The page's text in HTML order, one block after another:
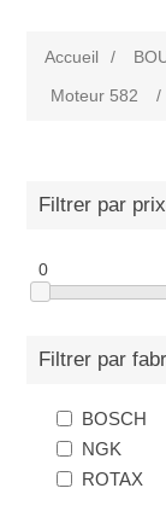
Accueil /
Moteur 582
/
Filtrer par prix
0
Filtrer par
BOSCH
NGK
ROTAX